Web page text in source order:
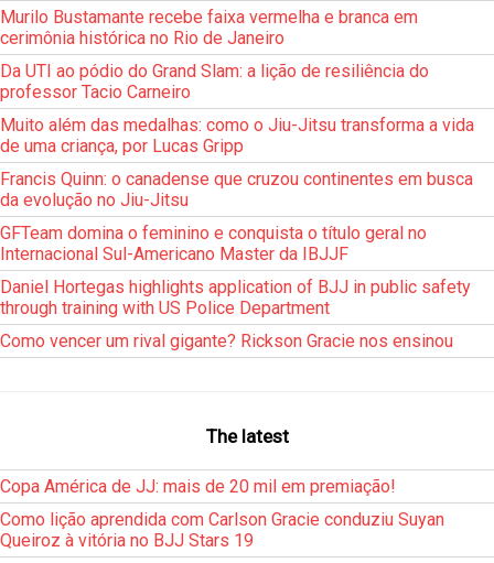
Murilo Bustamante recebe faixa vermelha e branca em
cerimônia histórica no Rio de Janeiro
Da UTI ao pódio do Grand Slam: a lição de resiliência do
professor Tacio Carneiro
Muito além das medalhas: como o Jiu-Jitsu transforma a vida
de uma criança, por Lucas Gripp
Francis Quinn: o canadense que cruzou continentes em busca
da evolução no Jiu-Jitsu
GFTeam domina o feminino e conquista o título geral no
Internacional Sul-Americano Master da IBJJF
Daniel Hortegas highlights application of BJJ in public safety
through training with US Police Department
Como vencer um rival gigante? Rickson Gracie nos ensinou
The latest
Copa América de JJ: mais de 20 mil em premiação!
Como lição aprendida com Carlson Gracie conduziu Suyan
Queiroz à vitória no BJJ Stars 19